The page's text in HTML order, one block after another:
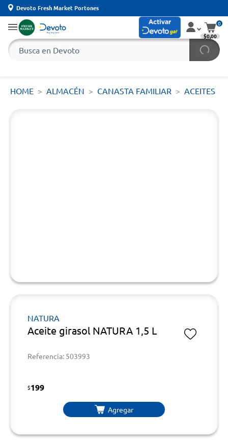
Devoto Fresh Market Portones
0
$0,00
HOME ALMACÉN CANASTA FAMILIAR ACEITES
NATURA
Aceite girasol NATURA 1,5 L
Referencia: 503993
$199
Agregar